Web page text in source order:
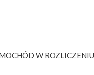
W ROZLICZENIU